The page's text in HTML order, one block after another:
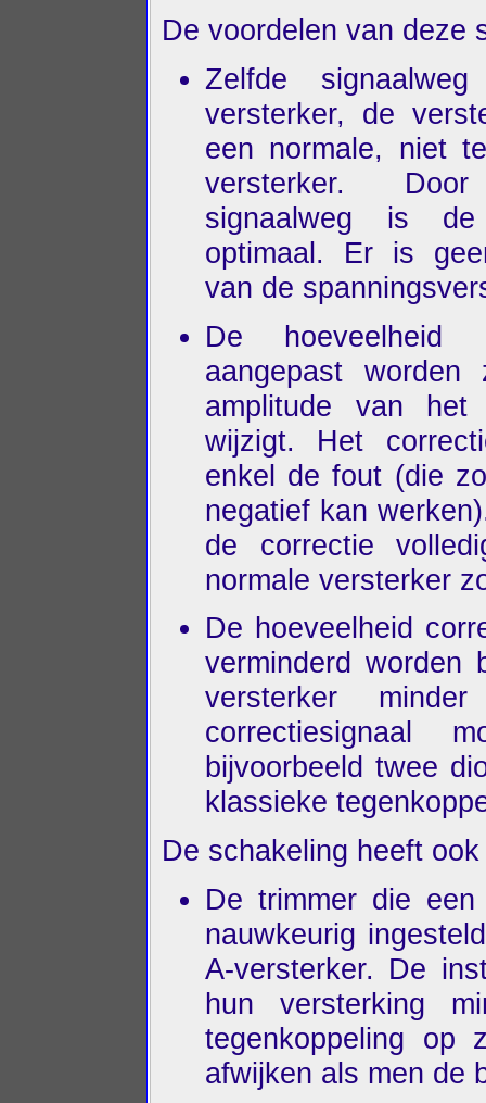
De voordelen van deze
Zelfde
versterker, de
een normale, niet
versterker.
signaalweg is de
optimaal. Er is
van de
De hoeveelheid
aangepast
amplitude van het
wijzigt. Het
enkel de fout (die
negatief kan
de correctie
normale versterker
De hoeveelheid
verminderd worden
versterker
correctiesignaal
bijvoorbeeld twee
klassieke
De schakeling heeft
De trimmer die
nauwkeurig
A-versterker. De
hun versterking
tegenkoppeling op
afwijken als men de